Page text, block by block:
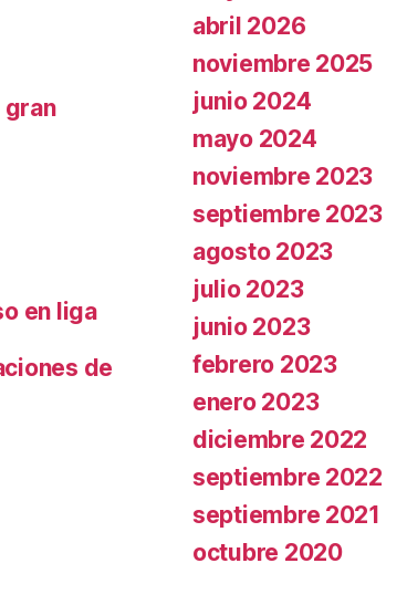
gran
en liga
de
abril 2026
noviembre 2025
junio 2024
mayo 2024
noviembre 2023
septiembre 2023
agosto 2023
julio 2023
junio 2023
febrero 2023
enero 2023
diciembre 2022
septiembre 2022
septiembre 2021
octubre 2020